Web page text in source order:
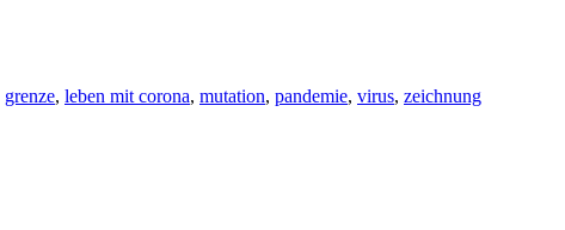
grenze, leben mit corona, mutation, pandemie, virus, zeichnung